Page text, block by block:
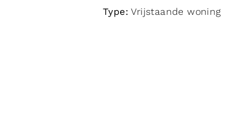
Type: Vrijstaande woning